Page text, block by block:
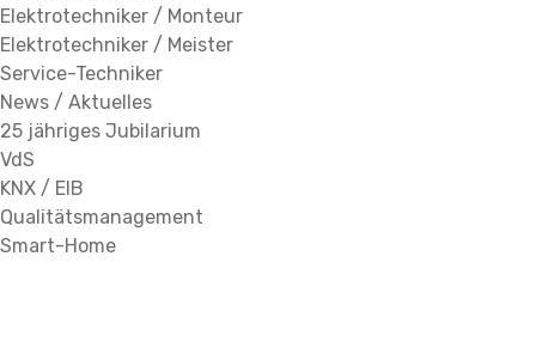
Elektrotechniker / Monteur
Elektrotechniker / Meister
Service-Techniker
News / Aktuelles
25 jähriges Jubilarium
VdS
KNX / EIB
Qualitätsmanagement
Smart-Home